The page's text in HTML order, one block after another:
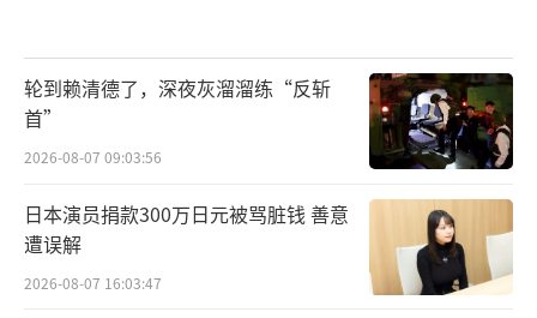
轮到赖清德了，深夜灰溜溜练“反斩
首”
2026-08-07 09:03:56
日本演员捐款300万日元被骂脏钱 善意
遭误解
2026-08-07 16:03:47